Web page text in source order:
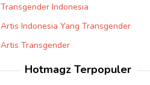
Transgender Indonesia
Artis Indonesia Yang Transgender
Artis Transgender
Hotmagz Terpopuler